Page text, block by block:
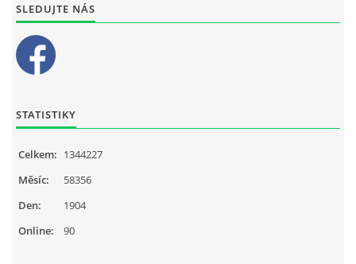
SLEDUJTE NÁS
STATISTIKY
Online: 90
Celkem: 1344227
Měsíc:
58356
Den:
1904